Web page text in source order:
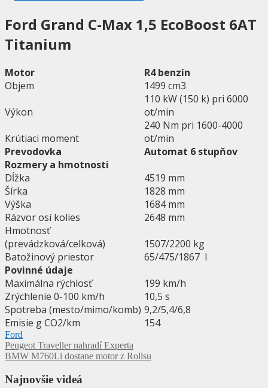
Ford Grand C-Max 1,5 EcoBoost 6AT
Titanium
Motor
R4 benzín
Objem
1499 cm3
Výkon
110 kW (150 k) pri 6000
ot/min
Krútiaci moment
240 Nm pri 1600-4000
ot/min
Prevodovka
Automat 6 stupňov
Rozmery a hmotnosti
Dĺžka
4519 mm
Šírka
1828 mm
Výška
1684 mm
Rázvor osí kolies
2648 mm
Hmotnosť
(prevádzková/celková)
1507/2200 kg
Batožinový priestor
65/475/1867 l
Povinné údaje
Maximálna rýchlosť
199 km/h
Zrýchlenie 0-100 km/h
10,5 s
Spotreba (mesto/mimo/komb) 9,2/5,4/6,8
Emisie g CO2/km
154
Ford
Navigácia
v
článku
Peugeot Traveller nahradí Experta
BMW M760Li dostane motor z Rollsu
Najnovšie videá